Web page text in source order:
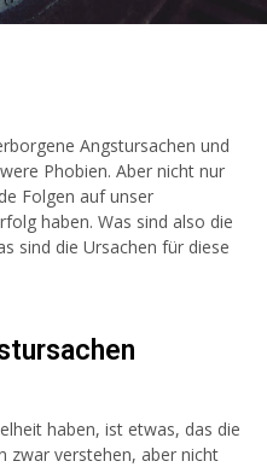
Angstursachen und
Phobien. Aber nicht nur
Folgen auf unser
haben. Was sind also die
sind die Ursachen für diese
haben, ist etwas, das die
zwar verstehen, aber nicht